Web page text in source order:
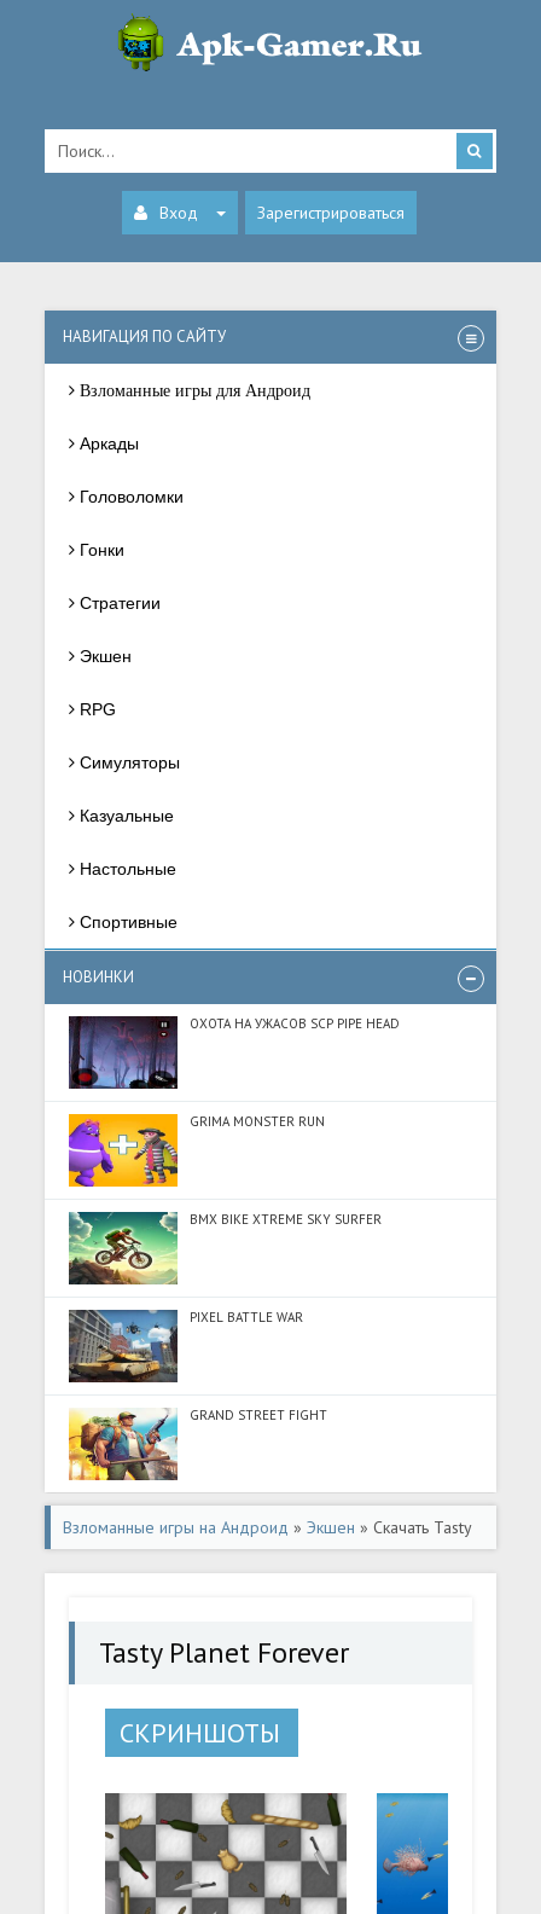
Вход Зарегистрироваться
НАВИГАЦИЯ ПО САЙТУ
Взломанные игры для Андроид
Аркады
Головоломки
Гонки
Стратегии
Экшен
RPG
Симуляторы
Казуальные
Настольные
Спортивные
НОВИНКИ
ОХОТА НА УЖАСОВ SCP PIPE HEAD
GRIMA MONSTER RUN
BMX BIKE XTREME SKY SURFER
PIXEL BATTLE WAR
GRAND STREET FIGHT
Взломанные игры на Андроид »Экшен » Скачать Tasty
Planet Forever (Много денег) на Андроид
Tasty Planet Forever
СКРИНШОТЫ